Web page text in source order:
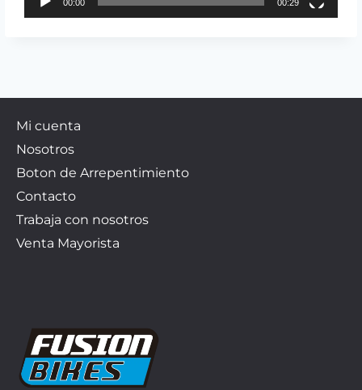
00:00 00:29
Mi cuenta
Nosotros
Boton de Arrepentimiento
Contacto
Trabaja con nosotros
Venta Mayorista